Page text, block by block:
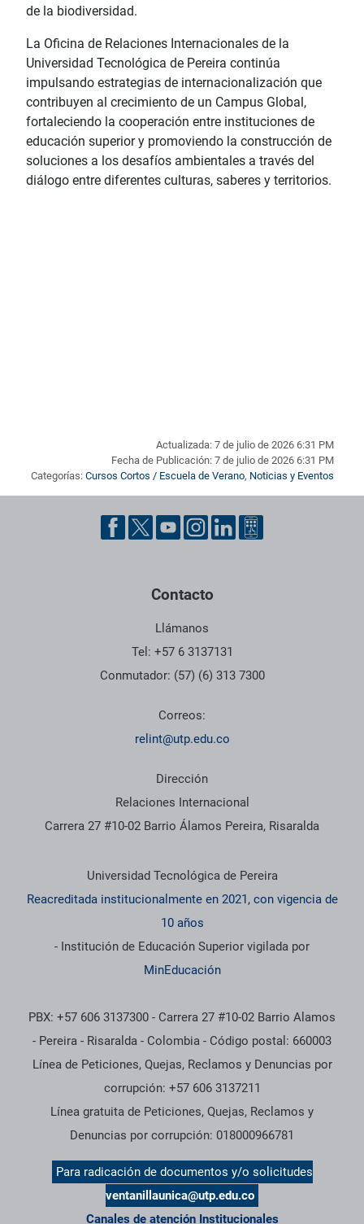
de la biodiversidad.
La Oficina de Relaciones Internacionales de la
Universidad Tecnológica de Pereira continúa
impulsando estrategias de internacionalización que
contribuyen al crecimiento de un Campus Global,
fortaleciendo la cooperación entre instituciones de
educación superior y promoviendo la construcción de
soluciones a los desafíos ambientales a través del
diálogo entre diferentes culturas, saberes y territorios.
Actualizada: 7 de julio de 2026 6:31 PM
Fecha de Publicación: 7 de julio de 2026 6:31 PM
Categorías: Cursos Cortos / Escuela de Verano, Noticias y Eventos
Pie de página con información de contacto, redes sociales y
Contacto
Llámanos
Tel: +57 6 3137131
Conmutador: (57) (6) 313 7300
Correos:
relint@utp.edu.co
Dirección
Relaciones Internacional
Carrera 27 #10-02 Barrio Álamos Pereira, Risaralda
Información institucional
Universidad Tecnológica de Pereira
Reacreditada institucionalmente en 2021, con vigencia de
10 años
- Institución de Educación Superior vigilada por
MinEducación
PBX: +57 606 3137300 - Carrera 27 #10-02 Barrio Alamos
- Pereira - Risaralda - Colombia - Código postal: 660003
Línea de Peticiones, Quejas, Reclamos y Denuncias por
corrupción: +57 606 3137211
Línea gratuita de Peticiones, Quejas, Reclamos y
Denuncias por corrupción: 018000966781
Para radicación de documentos y/o solicitudes
ventanillaunica@utp.edu.co
Canales de atención Institucionales